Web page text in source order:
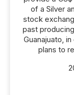
of a Silver
stock
past
Guanajuato,
plans to